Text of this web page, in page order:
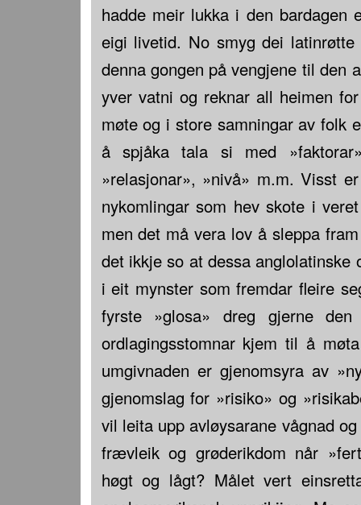
hadde meir lukka i den
eigi livetid. No smyg dei
denna gongen på vengjene til den
yver vatni og reknar all heimen
møte og i store samningar av folk
å spjåka tala si med
»relasjonar», »nivå» m.m. Visst
nykomlingar som hev skote i
men det må vera lov å sleppa
det ikkje so at dessa
i eit mynster som fremdar fleire
fyrste »glosa» dreg gjerne
ordlagingsstomnar kjem til å
umgivnaden er gjenomsyra av
gjenomslag for »risiko» og
vil leita upp avløysarane vågnad
frævleik og grøderikdom når
høgt og lågt? Målet vert